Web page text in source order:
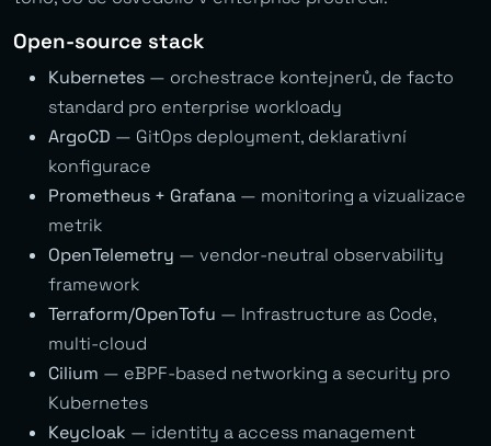
Open-source stack
Kubernetes — orchestrace kontejnerů, de facto
standard pro enterprise workloady
ArgoCD — GitOps deployment, deklarativní
konfigurace
Prometheus + Grafana — monitoring a vizualizace
metrik
OpenTelemetry — vendor-neutral observability
framework
Terraform/OpenTofu — Infrastructure as Code,
multi-cloud
Cilium — eBPF-based networking a security pro
Kubernetes
Keycloak — identity a access management